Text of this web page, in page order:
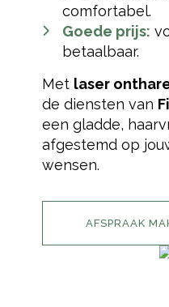
comfortabel.
Goede prijs:
betaalbaar.
Met laser
de diensten van
een gladde,
afgestemd op
wensen.
AFSPRAAK